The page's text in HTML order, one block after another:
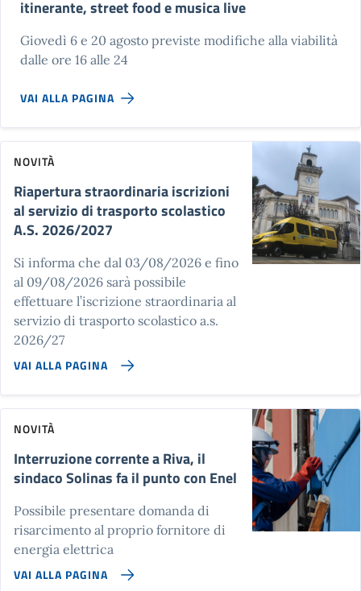
itinerante, street food e musica live
Giovedì 6 e 20 agosto previste modifiche alla viabilità
dalle ore 16 alle 24
VAI ALLA PAGINA
NOVITÀ
Riapertura straordinaria iscrizioni
al servizio di trasporto scolastico
A.S. 2026/2027
Si informa che dal 03/08/2026 e fino
al 09/08/2026 sarà possibile
effettuare l’iscrizione straordinaria al
servizio di trasporto scolastico a.s.
2026/27
VAI ALLA PAGINA
NOVITÀ
Interruzione corrente a Riva, il
sindaco Solinas fa il punto con Enel
Possibile presentare domanda di
risarcimento al proprio fornitore di
energia elettrica
VAI ALLA PAGINA